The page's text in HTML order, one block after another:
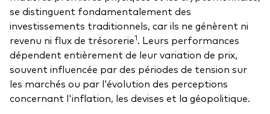
se distinguent fondamentalement des
investissements traditionnels, car ils ne génèrent ni
revenu ni flux de trésorerie1. Leurs performances
dépendent entièrement de leur variation de prix,
souvent influencée par des périodes de tension sur
les marchés ou par l'évolution des perceptions
concernant l'inflation, les devises et la géopolitique.